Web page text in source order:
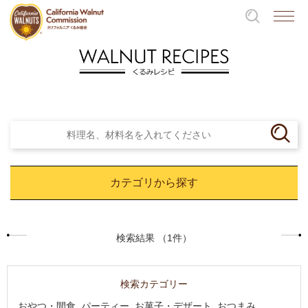
カテゴリから探す
検索結果 （1件）
検索カテゴリー